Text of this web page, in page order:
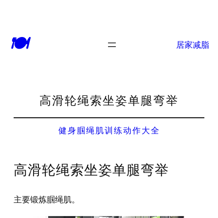
🍽 居家减脂
高滑轮绳索坐姿单腿弯举
健身腘绳肌训练动作大全
高滑轮绳索坐姿单腿弯举
主要锻炼腘绳肌。